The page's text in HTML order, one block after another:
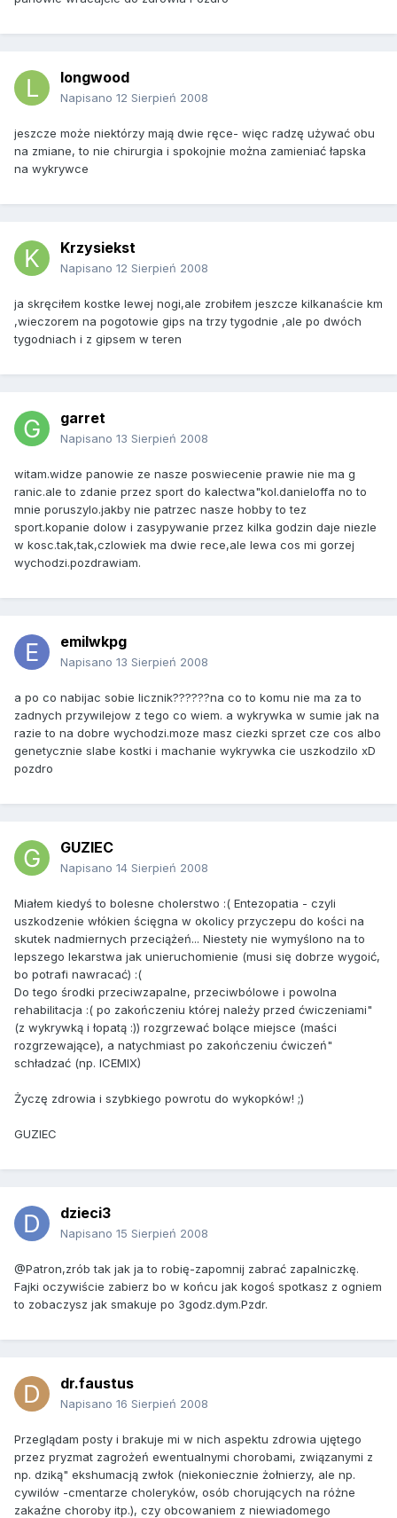
longwood
Napisano 12 Sierpień 2008
jeszcze może niektórzy mają dwie ręce- więc radzę używać obu
na zmiane, to nie chirurgia i spokojnie można zamieniać łapska
na wykrywce
Krzysiekst
Napisano 12 Sierpień 2008
ja skręciłem kostke lewej nogi,ale zrobiłem jeszcze kilkanaście km
,wieczorem na pogotowie gips na trzy tygodnie ,ale po dwóch
tygodniach i z gipsem w teren
garret
Napisano 13 Sierpień 2008
witam.widze panowie ze nasze poswiecenie prawie nie ma g
ranic.ale to zdanie przez sport do kalectwa"kol.danieloffa no to
mnie poruszylo.jakby nie patrzec nasze hobby to tez
sport.kopanie dolow i zasypywanie przez kilka godzin daje niezle
w kosc.tak,tak,czlowiek ma dwie rece,ale lewa cos mi gorzej
wychodzi.pozdrawiam.
emilwkpg
Napisano 13 Sierpień 2008
a po co nabijac sobie licznik??????na co to komu nie ma za to
zadnych przywilejow z tego co wiem. a wykrywka w sumie jak na
razie to na dobre wychodzi.moze masz ciezki sprzet cze cos albo
genetycznie slabe kostki i machanie wykrywka cie uszkodzilo xD
pozdro
GUZIEC
Napisano 14 Sierpień 2008
Miałem kiedyś to bolesne cholerstwo :( Entezopatia - czyli
uszkodzenie włókien ścięgna w okolicy przyczepu do kości na
skutek nadmiernych przeciążeń... Niestety nie wymyślono na to
lepszego lekarstwa jak unieruchomienie (musi się dobrze wygoić,
bo potrafi nawracać) :(
Do tego środki przeciwzapalne, przeciwbólowe i powolna
rehabilitacja :( po zakończeniu której należy przed ćwiczeniami"
(z wykrywką i łopatą :)) rozgrzewać bolące miejsce (maści
rozgrzewające), a natychmiast po zakończeniu ćwiczeń"
schładzać (np. ICEMIX)
Życzę zdrowia i szybkiego powrotu do wykopków! ;)
GUZIEC
dzieci3
Napisano 15 Sierpień 2008
@Patron,zrób tak jak ja to robię-zapomnij zabrać zapalniczkę.
Fajki oczywiście zabierz bo w końcu jak kogoś spotkasz z ogniem
to zobaczysz jak smakuje po 3godz.dym.Pzdr.
dr.faustus
Napisano 16 Sierpień 2008
Przeglądam posty i brakuje mi w nich aspektu zdrowia ujętego
przez pryzmat zagrożeń ewentualnymi chorobami, związanymi z
np. dziką" ekshumacją zwłok (niekoniecznie żołnierzy, ale np.
cywilów -cmentarze choleryków, osób chorujących na różne
zakaźne choroby itp.), czy obcowaniem z niewiadomego